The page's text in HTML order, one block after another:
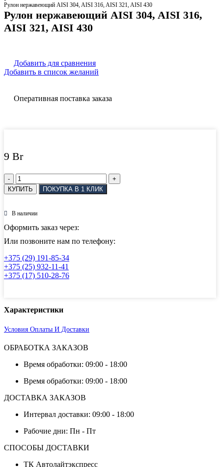
Рулон нержавеющий AISI 304, AISI 316, AISI 321, AISI 430
Рулон нержавеющий AISI 304, AISI 316,
AISI 321, AISI 430
Добавить для сравнения
Добавить в список желаний
Оперативная поставка заказа
9 Br
Количество
товара
Рулон
AISI
AISI
316,
321,
AISI
430
КУПИТЬ ПОКУПКА В 1 КЛИК
В наличии
Оформить заказ через:
Или позвоните нам по телефону:
+375 (29) 191-85-34
+375 (25) 932-11-41
+375 (17) 510-28-76
Характеристики
Условия Оплаты И Доставки
ОБРАБОТКА ЗАКАЗОВ
Время обработки: 09:00 - 18:00
Время обработки: 09:00 - 18:00
ДОСТАВКА ЗАКАЗОВ
Интервал доставки: 09:00 - 18:00
Рабочие дни: Пн - Пт
СПОСОБЫ ДОСТАВКИ
ТК Автолайтэкспресс